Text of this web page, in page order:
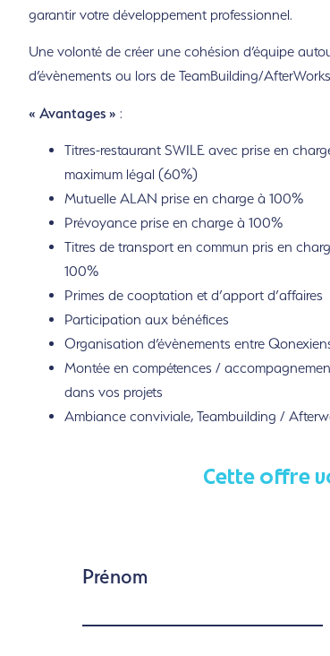
garantir votre développement professionnel.
Une volonté de créer une cohésion d’équipe
d’évènements ou lors de TeamBuilding/
« Avantages » :
Titres-restaurant SWILE avec prise en
maximum légal (60%)
Mutuelle ALAN prise en charge à 100%
Prévoyance prise en charge à 100%
Titres de transport en commun pris en
100%
Primes de cooptation et d’apport d’affaires
Participation aux bénéfices
Organisation d’évènements entre
Montée en compétences /
dans vos projets
Ambiance conviviale, Teambuilding /
Cette offre
Prénom